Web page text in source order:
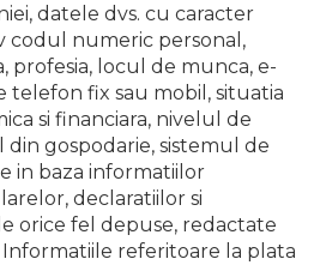
datele dvs. cu caracter
codul numeric personal,
profesia, locul de munca, e-
telefon fix sau mobil, situatia
si financiara, nivelul de
gospodarie, sistemul de
in baza informatiilor
declaratiilor si
orice fel depuse, redactate
referitoare la plata